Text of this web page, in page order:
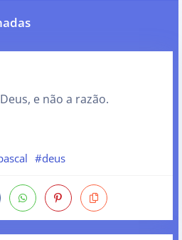
e não a razão.
#deus